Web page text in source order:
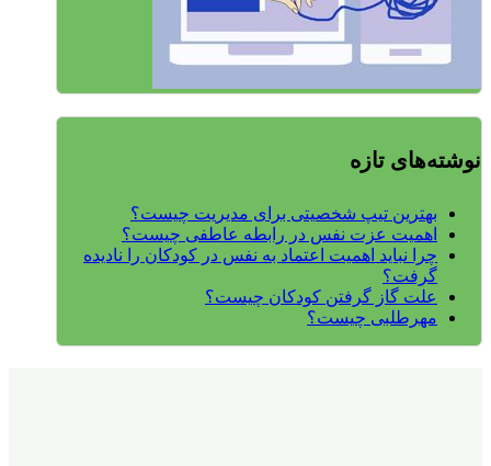
نوشته‌های تازه
بهترین تیپ شخصیتی برای مدیریت چیست؟
اهمیت عزت نفس در رابطه عاطفی چیست؟
چرا نباید اهمیت اعتماد به نفس در کودکان را نادیده
گرفت؟
علت گاز گرفتن کودکان چیست؟
مهرطلبی چیست؟